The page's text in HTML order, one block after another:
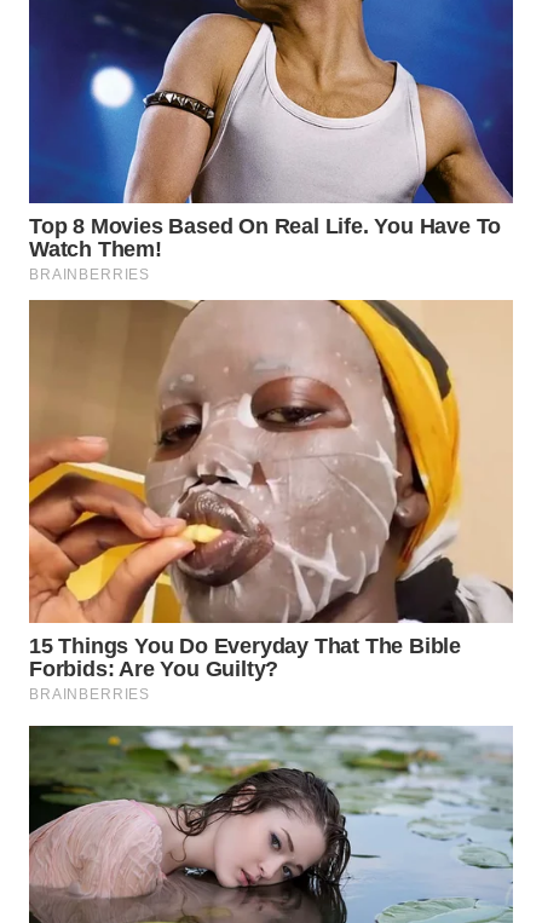
BINJAI
WN
INDRAMAYU
WN
WN
SUBANG
WN
SUKABUMI
WN
PURWAKARTA
WN
PRIANGAN
TIMUR
WN
SEMARANG